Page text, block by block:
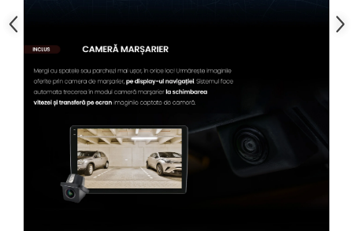
Conectică Renault
Conectică Kia
Conectică Mitsubishi
Lumini ambientale